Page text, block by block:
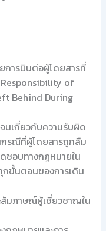
ารบินต่อผู้โดยสารที่
Responsibility of
Behind During
นเกี่ยวกับความรับผิด
กรณีที่ผู้โดยสารถูกลืม
ชอบทางกฎหมายใน
กขั้นตอนของการเดิน
มภาษณ์ผู้เชี่ยวชาญใน